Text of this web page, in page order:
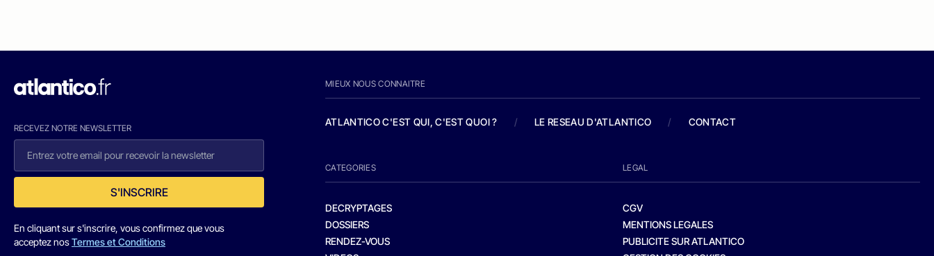
RECEVEZ NOTRE NEWSLETTER
S'INSCRIRE
En cliquant sur s'inscrire, vous confirmez que vous
acceptez nosTermes et Conditions
MIEUX NOUS CONNAITRE
ATLANTICO C'EST QUI, C'EST QUOI ? / LE RESEAU D'ATLANTICO / CONTACT
CATEGORIES
DECRYPTAGES
DOSSIERS
RENDEZ-VOUS
LEGAL
CGV
MENTIONS LEGALES
PUBLICITE SUR ATLANTICO